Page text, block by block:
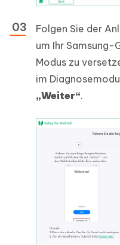
Folgen Sie der
um Ihr Samsung-
Modus zu
im
„Weiter“.